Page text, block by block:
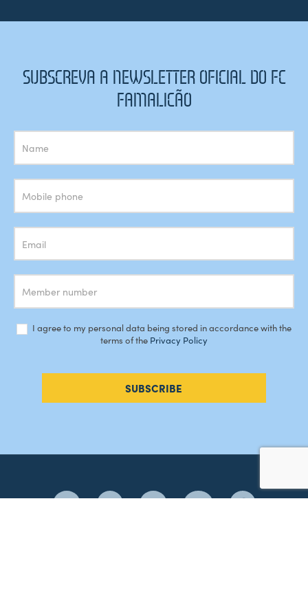
SUBSCREVA A NEWSLETTER OFICIAL DO FC
FAMALICÃO
Subscrição
Newsletter
I agree to my personal data being stored in accordance with the
terms of the Privacy Policy
SUBSCRIBE